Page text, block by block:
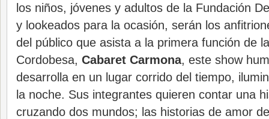
los niños, jóvenes y adultos de la Fundación
y lookeados para la ocasión, serán los
del público que asista a la primera función de
Cordobesa, Cabaret Carmona, este show
desarrolla en un lugar corrido del tiempo,
la noche. Sus integrantes quieren contar una
cruzando dos mundos; las historias de amor